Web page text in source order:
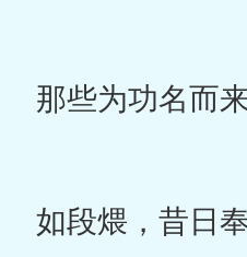
那些为功名而
如段煨，昔日